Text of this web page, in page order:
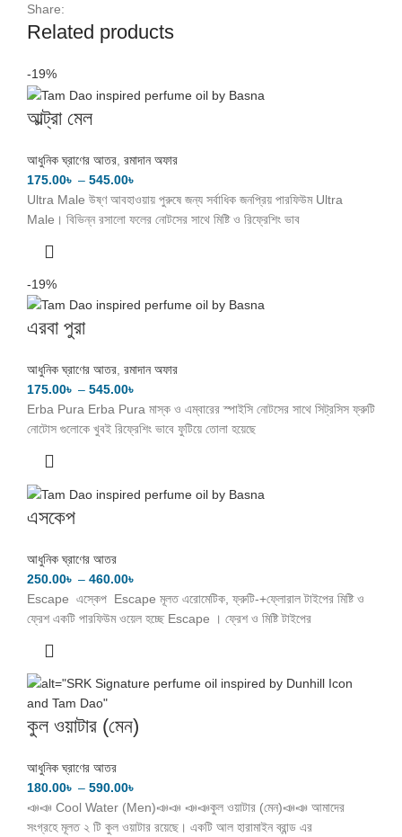
Share:
Related products
-19%
আল্ট্রা মেল
আধুনিক ঘ্রাণের আতর রমাদান অফার
175.00৳ – 545.00৳
Ultra Male উষ্ণ আবহাওয়ায় পুরুষে জন্য সর্বাধিক জনপ্রিয় পারফিউম Ultra
Male। বিভিন্ন রসালো ফলের নোটসের সাথে মিষ্টি ও রিফ্রেশিং ভাব
-19%
এরবা পুরা
আধুনিক ঘ্রাণের আতর রমাদান অফার
175.00৳ – 545.00৳
Erba Pura Erba Pura মাস্ক ও এম্বারের স্পাইসি নোটসের সাথে সিট্রসিস ফ্রুটি
নোটোস গুলোকে খুবই রিফ্রেশিং ভাবে ফুটিয়ে তোলা হয়েছে
এসকেপ
আধুনিক ঘ্রাণের আতর
250.00৳ – 460.00৳
Escape এস্কেপ Escape মূলত এরোমেটিক, ফ্রুটি-+ফ্লোরাল টাইপের মিষ্টি ও
ফ্রেশ একটি পারফিউম ওয়েল হচ্ছে Escape । ফ্রেশ ও মিষ্টি টাইপের
কুল ওয়াটার (মেন)
আধুনিক ঘ্রাণের আতর
180.00৳ – 590.00৳
📣📣 Cool Water (Men)📣📣 📣📣কুল ওয়াটার (মেন)📣📣 আমাদের
সংগ্রহে মূলত ২ টি কুল ওয়াটার রয়েছে। একটি আল হারামাইন ব্রান্ড এর